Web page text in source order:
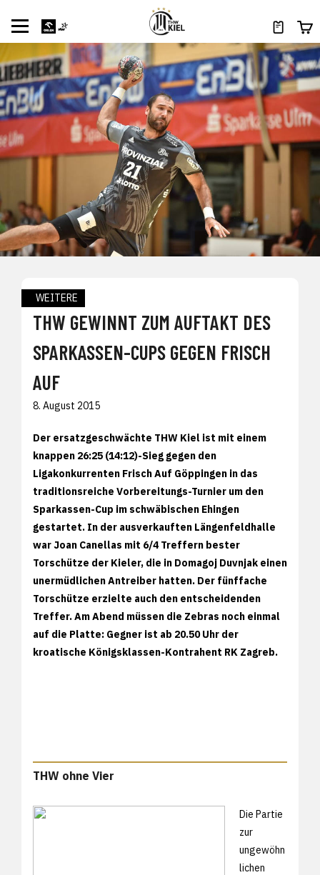
WEITERE
THW GEWINNT ZUM AUFTAKT DES
SPARKASSEN-CUPS GEGEN FRISCH
AUF
8. August 2015
Der ersatzgeschwächte THW Kiel ist mit einem
knappen 26:25 (14:12)-Sieg gegen den
Ligakonkurrenten Frisch Auf Göppingen in das
traditionsreiche Vorbereitungs-Turnier um den
Sparkassen-Cup im schwäbischen Ehingen
gestartet. In der ausverkauften Längenfeldhalle
war Joan Canellas mit 6/4 Treffern bester
Torschütze der Kieler, die in Domagoj Duvnjak einen
unermüdlichen Antreiber hatten. Der fünffache
Torschütze erzielte auch den entscheidenden
Treffer. Am Abend müssen die Zebras noch einmal
auf die Platte: Gegner ist ab 20.50 Uhr der
kroatische Königsklassen-Kontrahent RK Zagreb.
THW ohne Vier
Die Partie
zur
ungewöhn
lichen